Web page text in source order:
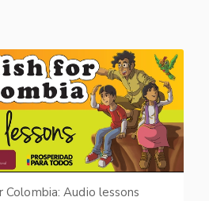
Colombia: Audio lessons